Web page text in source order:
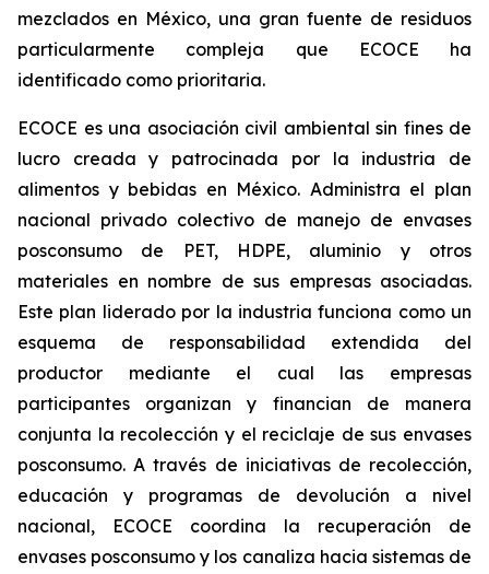
mezclados en México, una gran fuente de residuos
particularmente compleja que ECOCE ha
identificado como prioritaria.
ECOCE es una asociación civil ambiental sin fines de
lucro creada y patrocinada por la industria de
alimentos y bebidas en México. Administra el plan
nacional privado colectivo de manejo de envases
posconsumo de PET, HDPE, aluminio y otros
materiales en nombre de sus empresas asociadas.
Este plan liderado por la industria funciona como un
esquema de responsabilidad extendida del
productor mediante el cual las empresas
participantes organizan y financian de manera
conjunta la recolección y el reciclaje de sus envases
posconsumo. A través de iniciativas de recolección,
educación y programas de devolución a nivel
nacional, ECOCE coordina la recuperación de
envases posconsumo y los canaliza hacia sistemas de